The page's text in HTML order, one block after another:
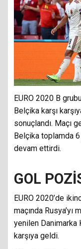
EURO 2020 B
Belçika karşı
sonuçlandı. Maçı
Belçika toplamda
devam ettirdi.
GOL
EURO 2020’de
maçında Rusya’yı
yenilen Danimarka
karşıya geldi.